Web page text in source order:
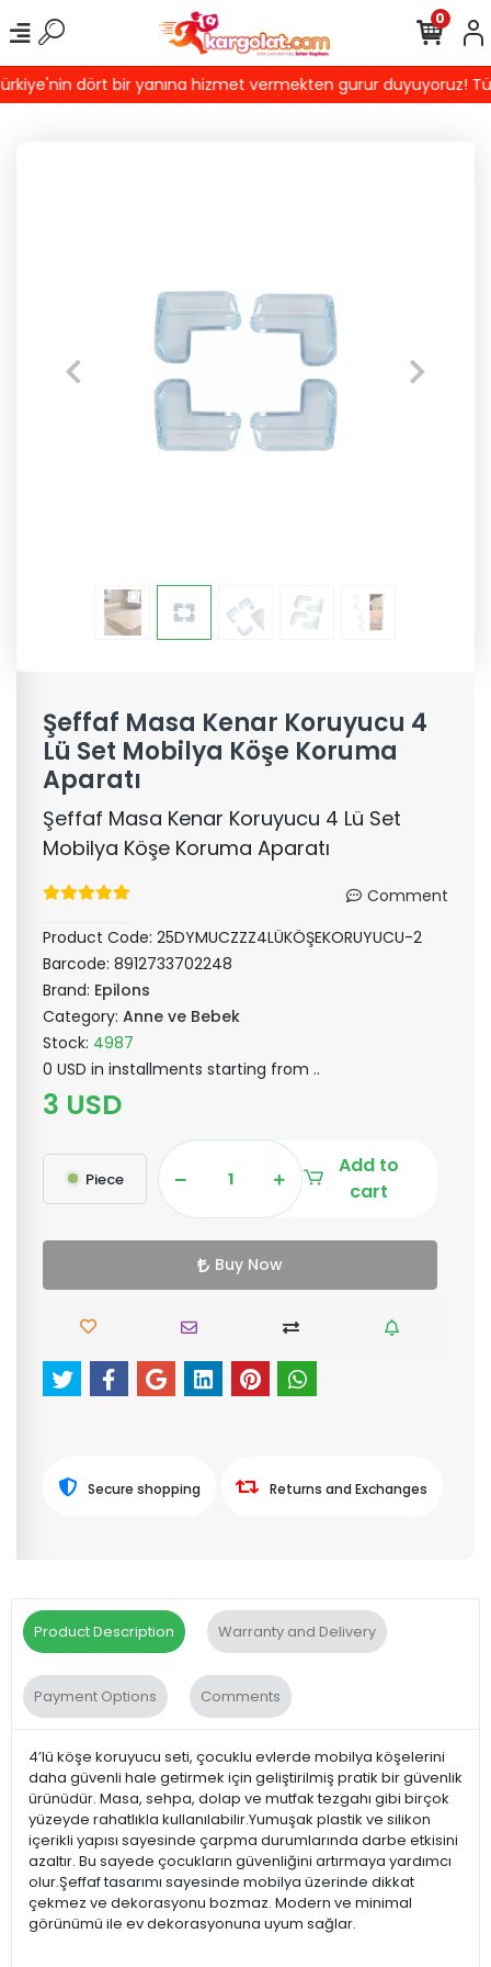
dört bir yanına hizmet vermekten gurur duyuyoruz!
0
Şeffaf Masa Kenar Koruyucu 4
Lü Set Mobilya Köşe Koruma
Aparatı
Şeffaf Masa Kenar Koruyucu 4 Lü Set
Mobilya Köşe Koruma Aparatı
Comment
Product Code: 25DYMUCZZZ4LÜKÖŞEKORUYUCU-2
Barcode: 8912733702248
Brand: Epilons
Category: Anne ve Bebek
Stock: 4987
0 USD in installments starting from ..
3 USD
Piece
Add to
cart
Buy Now
Secure shopping Returns and Exchanges
Product Description Warranty and Delivery
Payment Options Comments
4’lü köşe koruyucu seti, çocuklu evlerde mobilya köşelerini
daha güvenli hale getirmek için geliştirilmiş pratik bir güvenlik
ürünüdür. Masa, sehpa, dolap ve mutfak tezgahı gibi birçok
yüzeyde rahatlıkla kullanılabilir.Yumuşak plastik ve silikon
içerikli yapısı sayesinde çarpma durumlarında darbe etkisini
azaltır. Bu sayede çocukların güvenliğini artırmaya yardımcı
olur.Şeffaf tasarımı sayesinde mobilya üzerinde dikkat
çekmez ve dekorasyonu bozmaz. Modern ve minimal
görünümü ile ev dekorasyonuna uyum sağlar.